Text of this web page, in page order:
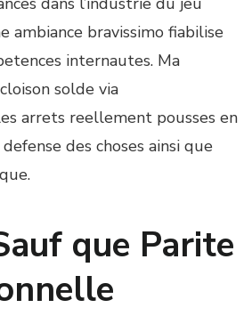
ambiance bravissimo fiabilise
internautes. Ma
solde via
arrets reellement pousses en
des choses ainsi que
que Parite